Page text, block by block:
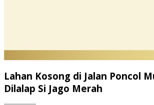
Lahan Kosong di Jalan Poncol
Dilalap Si Jago Merah